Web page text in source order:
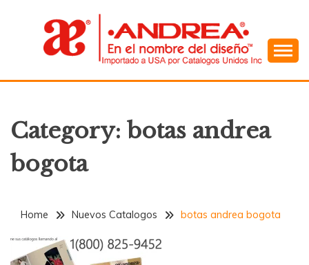
ANDREA
Category: botas andrea
bogota
Home Nuevos Catalogos botas andrea bogota